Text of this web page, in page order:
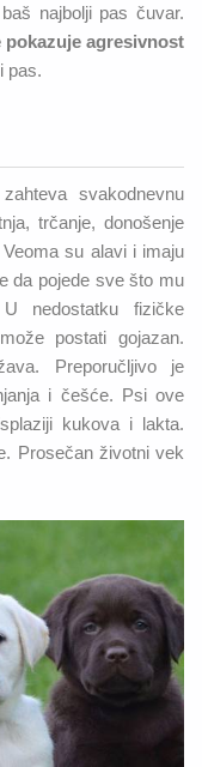
najbolji pas čuvar.
pokazuje agresivnost
pas.
svakodnevnu
trčanje, donošenje
su alavi i imaju
da pojede sve što mu
nedostatku fizičke
postati gojazan.
Preporučljivo je
i češće. Psi ove
kukova i lakta.
Prosečan životni vek